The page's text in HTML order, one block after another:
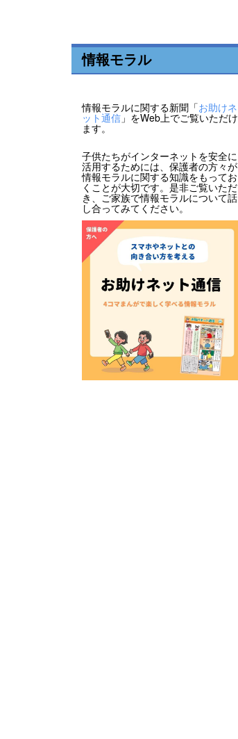
情報モラル
情報モラルに関する新聞「お助けネ
ット通信 」をWeb上でご覧いただけ
ます。
子供たちがインターネットを安全に
活用するためには、保護者の方々が
情報モラルに関する知識をもってお
くことが大切です。是非ご覧いただ
き、ご家族で情報モラルについて話
し合ってみてください。